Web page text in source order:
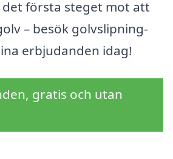
det första steget mot att
– besök golvslipning-
erbjudanden idag!
gratis och utan